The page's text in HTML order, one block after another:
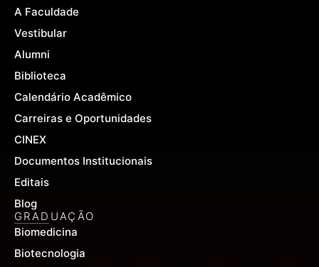
k
f
A Faculdade
Vestibular
Alumni
Biblioteca
Calendário Acadêmico
Carreiras e Oportunidades
CINEX
Documentos Institucionais
Editais
Blog
GRADUAÇÃO
Biomedicina
Biotecnologia